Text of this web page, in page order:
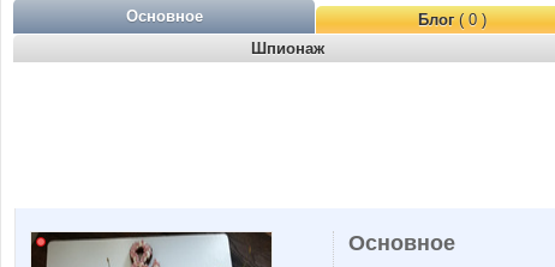
Основное Блог( 0 )
Шпионаж
Основное